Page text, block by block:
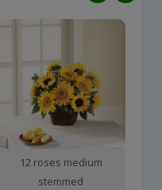
12 roses medium
stemmed